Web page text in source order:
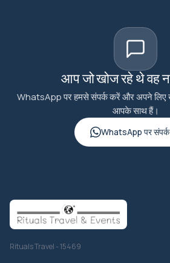
आप जो खोज रहे थे वह
WhatsApp पर हमसे संपर्क करें और अपने लिए
आपके साथ हैं।
WhatsApp पर
Rituals Travel - 15469